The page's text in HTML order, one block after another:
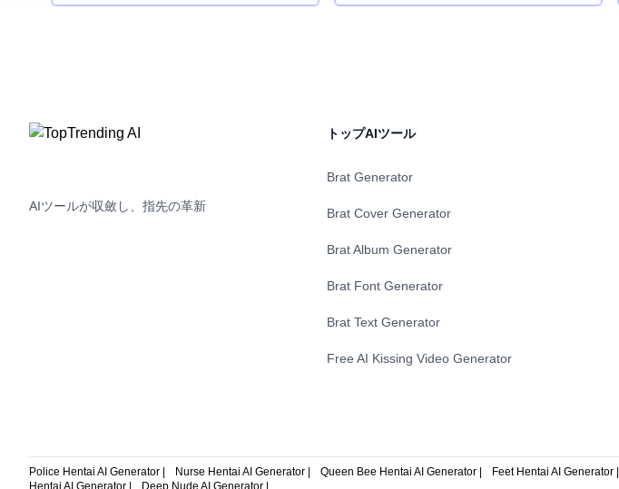
化、候補者スクリーニングの合理化、そし
テンプレートと簡単な統合機能により、
AIツールが収斂し、指先の革新
トップAIツール
Brat Generator
Brat Cover Generator
Brat Album Generator
Brat Font Generator
Brat Text Generator
Free AI Kissing Video Generator
Police Hentai AI Generator | Nurse Hentai AI Generator | Queen Bee Hentai AI Generator | Feet Hentai AI Generator |
Hentai AI Generator |
Deep Nude AI Generator |